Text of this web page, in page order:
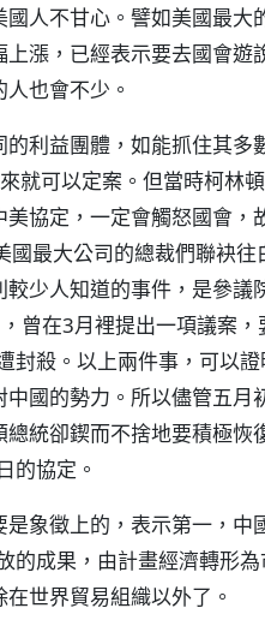
人不甘心。譬如美國最大
漲，已經表示要去國會遊
也會不少。
利益團體，如能抓住其多
就可以定案。但當時柯林
協定，一定會觸怒國會，
最大公司的總裁們聯袂
少人知道的事件，是參議
曾在3月裡提出一項議案
殺。以上兩件事，可以
國的勢力。所以儘管五月
統卻鍥而不捨地要積極恢
的協定。
象徵上的，表示第一，中
的成果，由計畫經濟轉形
世界貿易組織以外了。